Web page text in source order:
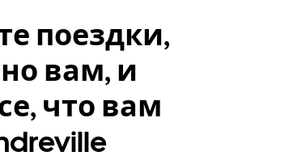
поездки,
вам, и
что вам